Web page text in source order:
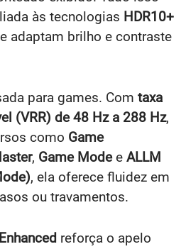
às tecnologias HDR10+
adaptam brilho e contraste
para games. Com taxa
(VRR) de 48 Hz a 288 Hz,
como Game
, Game Modee ALLM
, ela oferece fluidez em
ou travamentos.
reforça o apelo